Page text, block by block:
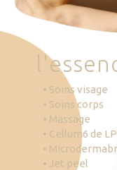
'essen
• Soins visage
• Soins corps
• Massage
• Cellum6 de
•
• Jet peel